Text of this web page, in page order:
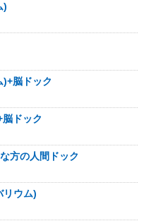
)
)+脳ドック
ドック
方の人間ドック
リウム)